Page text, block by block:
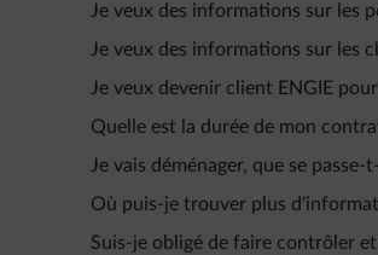
Je veux des informations sur les
Je veux des informations sur les
Je veux devenir client ENGIE
Quelle est la durée de mon
Je vais déménager, que se
Où puis-je trouver plus
Suis-je obligé de faire contrôler